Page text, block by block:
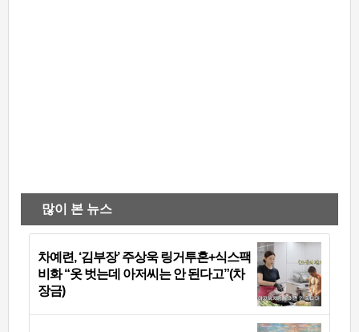
많이 본 뉴스
차예련, ‘김부장’ 주상욱 링거투혼+식스팩
비화 “옷 벗는데 아저씨는 안 된다고”(차
장금)